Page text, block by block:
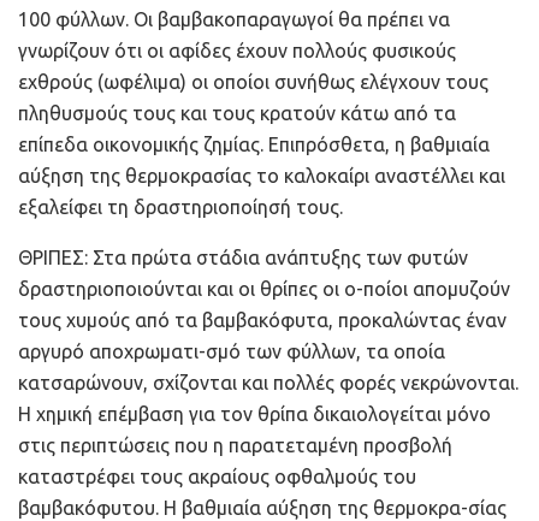
100 φύλλων. Οι βαμβακοπαραγωγοί θα πρέπει να
γνωρίζουν ότι οι αφίδες έχουν πολλούς φυσικούς
εχθρούς (ωφέλιμα) οι οποίοι συνήθως ελέγχουν τους
πληθυσμούς τους και τους κρατούν κάτω από τα
επίπεδα οικονομικής ζημίας. Επιπρόσθετα, η βαθμιαία
αύξηση της θερμοκρασίας το καλοκαίρι αναστέλλει και
εξαλείφει τη δραστηριοποίησή τους.
ΘΡΙΠΕΣ: Στα πρώτα στάδια ανάπτυξης των φυτών
δραστηριοποιούνται και οι θρίπες οι ο-ποίοι απομυζούν
τους χυμούς από τα βαμβακόφυτα, προκαλώντας έναν
αργυρό αποχρωματι-σμό των φύλλων, τα οποία
κατσαρώνουν, σχίζονται και πολλές φορές νεκρώνονται.
Η χημική επέμβαση για τον θρίπα δικαιολογείται μόνο
στις περιπτώσεις που η παρατεταμένη προσβολή
καταστρέφει τους ακραίους οφθαλμούς του
βαμβακόφυτου. Η βαθμιαία αύξηση της θερμοκρα-σίας